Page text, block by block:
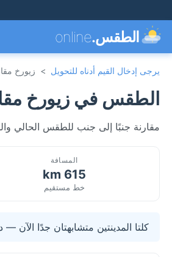
الطقس.online
يرجى إدخال القيم أدناه للتحويل > زيورخ
الطقس في زيورخ
مقارنة جنبًا إلى جنب للطقس الحالي
المسافة
615 km
خط مستقيم
كلتا المدينتين متشابهتان جدًا الآن